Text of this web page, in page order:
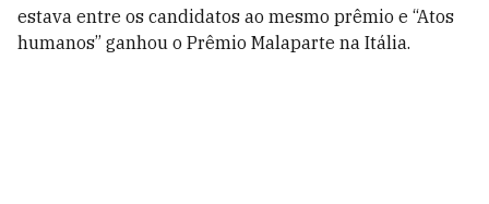
estava entre os candidatos ao mesmo prêmio e “Atos
humanos” ganhou o Prêmio Malaparte na Itália.